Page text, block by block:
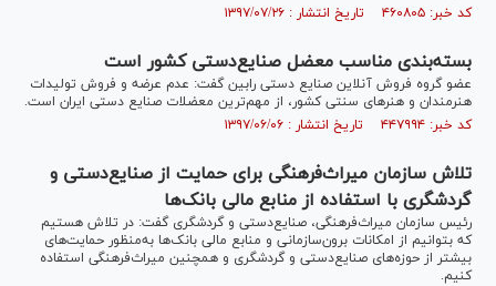
کد خبر: ۴۶۰۸۰۵ تاریخ انتشار : ۱۳۹۷/۰۷/۲۶
بسته‌بندی مناسب معضل صنایع‌دستی کشور است
عضو گروه فروش آنلاین صنایع دستی رابین گفت: عدم عرضه و فروش تولیدات
هنرمندان و هنر‌های سنتی کشور، از مهم‌ترین معضلات صنایع دستی ایران است.
کد خبر: ۴۴۷۹۹۴ تاریخ انتشار : ۱۳۹۷/۰۶/۰۶
تلاش سازمان میراث‌فرهنگی برای حمایت از صنایع‌دستی و
گردشگری با استفاده از منابع مالی بانک‌ها
رئیس سازمان میراث‌فرهنگی، صنایع‌دستی و گردشگری گفت: در تلاش هستیم
که بتوانیم از امکانات برون‌سازمانی و منابع مالی بانک‌ها به‌منظور حمایت‌های
بیشتر از حوزه‌های صنایع‌دستی و گردشگری و همچنین میراث‌فرهنگی استفاده
کنیم.